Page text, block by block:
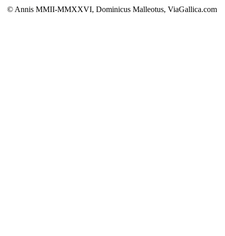
© Annis MMII-MMXXVI, Dominicus Malleotus, ViaGallica.com